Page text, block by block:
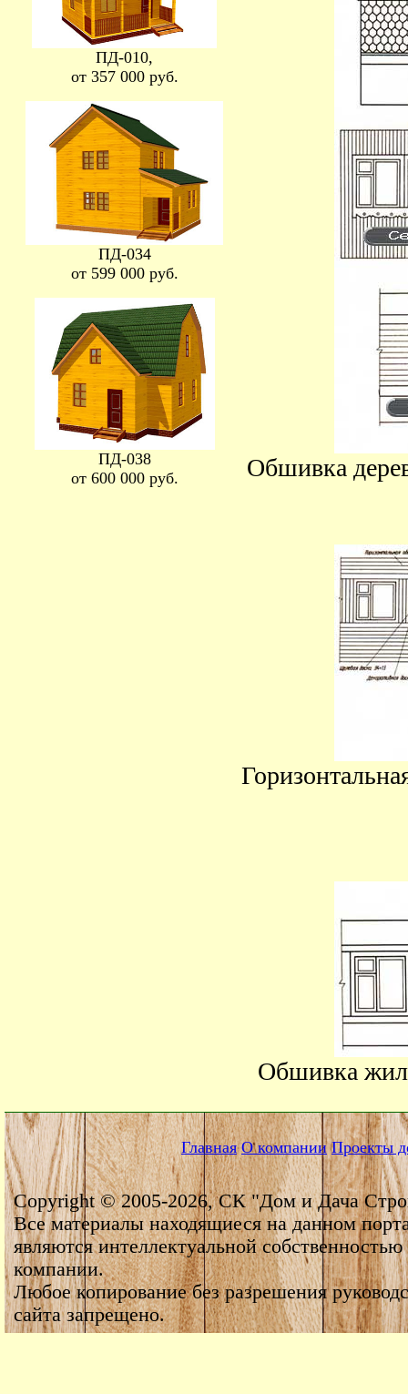
ПД-010,
от 357 000 руб.
ПД-034
от 599 000 руб.
ПД-038
от 600 000 руб.
Обшивка
Обшивка
Главная О компании Проекты
Copyright © 2005-2026, СК "Дом и Дача
Все материалы находящиеся на данном
являются интеллектуальной собственностью
компании.
Любое копирование без разрешения
сайта запрещено.